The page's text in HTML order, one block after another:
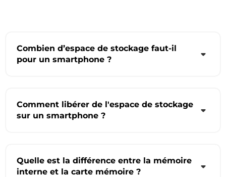
Combien d’espace de stockage faut-il
pour un smartphone ?
Comment libérer de l'espace de stockage
sur un smartphone ?
Quelle est la différence entre la mémoire
interne et la carte mémoire ?